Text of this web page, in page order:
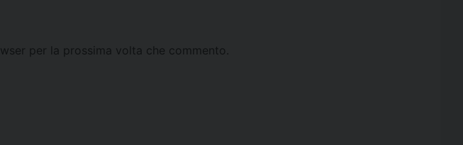
per la prossima volta che commento.